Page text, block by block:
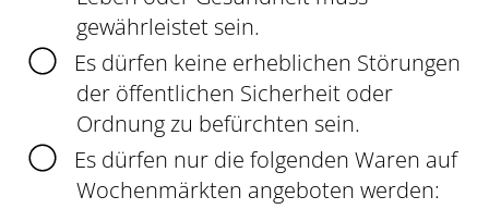
gewährleistet sein.
Es dürfen keine erheblichen Störungen
der öffentlichen Sicherheit oder
Ordnung zu befürchten sein.
Es dürfen nur die folgenden Waren auf
Wochenmärkten angeboten werden: